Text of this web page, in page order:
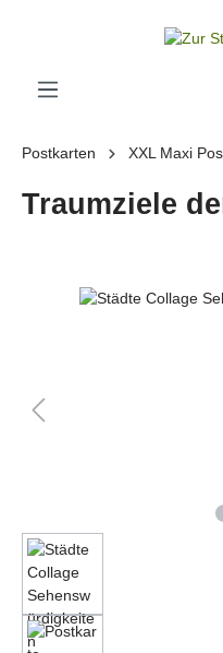
Postkarten XXL Maxi
Traumziele
Bildergalerie überspringen